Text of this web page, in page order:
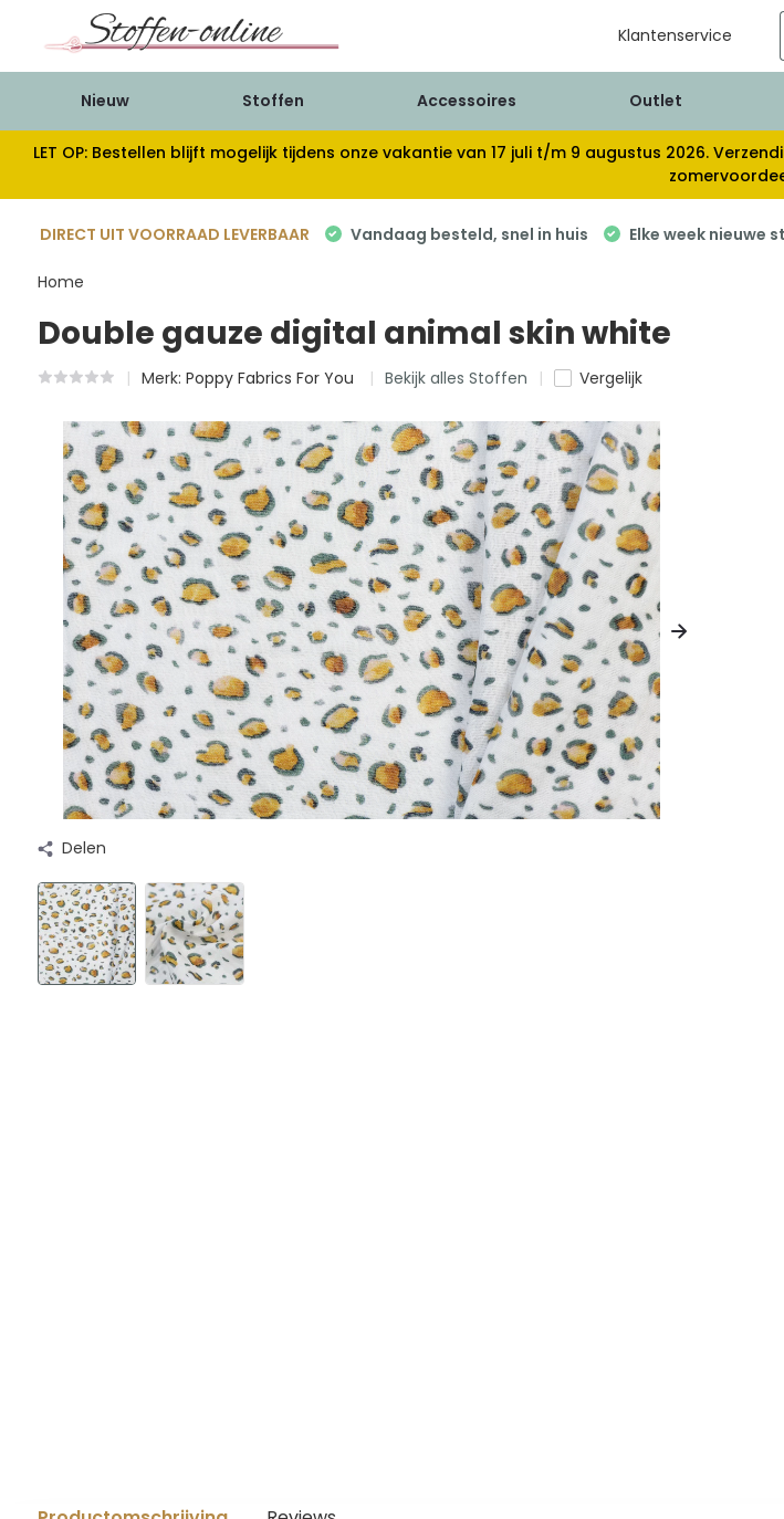
Klantenservice
Nieuw Stoffen Accessoires Outlet
LET OP: Bestellen blijft mogelijk tijdens onze vakantie van 17 juli t/m 9 augustus 2026.
DIRECT UIT VOORRAAD LEVERBAAR Vandaag besteld, snel in huis Elke week nieuwe
Home
Double gauze digital animal skin white
Merk: Poppy Fabrics For You Bekijk alles Stoffen Vergelijk
Delen